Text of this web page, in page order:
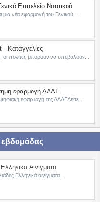
Επιτελείο Ναυτικού
μια νέα εφαρμογή του Γενικού...
- Καταγγελίες
πολίτες μπορούν να υποβάλουν...
εφαρμογή ΑΑΔΕ
εφαρμογή της ΑΑΔΕΔείτε...
εβδομάδας
Αινίγματα
Ελληνικά αινίγματα ...